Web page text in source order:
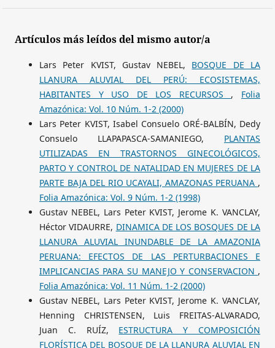
Artículos más leídos del mismo autor/a
Lars Peter KVIST, Gustav NEBEL, BOSQUE DE LA
LLANURA ALUVIAL DEL PERÚ: ECOSISTEMAS,
HABITANTES Y USO DE LOS RECURSOS , Folia
Amazónica: Vol. 10 Núm. 1-2 (2000)
Lars Peter KVIST, Isabel Consuelo ORÉ-BALBÍN, Dedy
Consuelo LLAPAPASCA-SAMANIEGO, PLANTAS
UTILIZADAS EN TRASTORNOS GINECOLÓGICOS,
PARTO Y CONTROL DE NATALIDAD EN MUJERES DE LA
PARTE BAJA DEL RIO UCAYALI, AMAZONAS PERUANA ,
Folia Amazónica: Vol. 9 Núm. 1-2 (1998)
Gustav NEBEL, Lars Peter KVIST, Jerome K. VANCLAY,
Héctor VIDAURRE, DINAMICA DE LOS BOSQUES DE LA
LLANURA ALUVIAL INUNDABLE DE LA AMAZONIA
PERUANA: EFECTOS DE LAS PERTURBACIONES E
IMPLICANCIAS PARA SU MANEJO Y CONSERVACION ,
Folia Amazónica: Vol. 11 Núm. 1-2 (2000)
Gustav NEBEL, Lars Peter KVIST, Jerome K. VANCLAY,
Henning CHRISTENSEN, Luis FREITAS-ALVARADO,
Juan C. RUÍZ, ESTRUCTURA Y COMPOSICIÓN
FLORÍSTICA DEL BOSQUE DE LA LLANURA ALUVIAL EN